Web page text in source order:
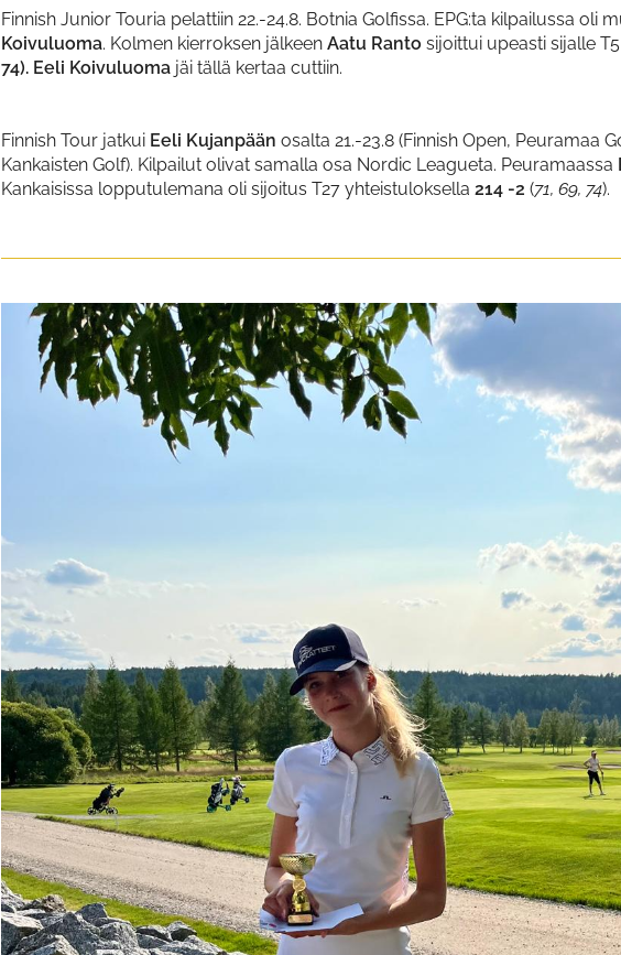
Finnish Junior Touria pelattiin 22.-24.8. Botnia Golfissa. EPG:ta kilpailussa oli
Koivuluoma. Kolmen kierroksen jälkeenAatu Ranto sijoittui upeasti sijalle
74). Eeli Koivuluoma jäi tällä kertaa cuttiin.
Finnish Tour jatkui Eeli Kujanpään osalta 21.-23.8 (Finnish Open, Peuramaa
Kankaisten Golf). Kilpailut olivat samalla osa Nordic Leagueta. Peuramaassa
Kankaisissa lopputulemana oli sijoitus T27 yhteistuloksella214 -2(71, 69, 74​​​​​​​).